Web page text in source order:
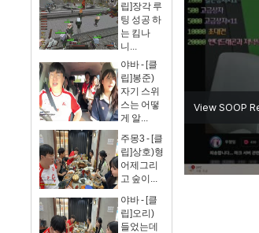
립]장각 루
팅 성공 하
는 킴나
니...
야바 - [클
립]봉준)
자기 스위
스는 어떻
게 알...
주몽3 - [클
립]상호)형
어제그리
고 숲이...
야바 - [클
립]오리)
들었는데